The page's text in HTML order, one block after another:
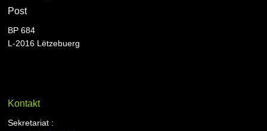
Post
BP 684
L-2016 Lëtzebuerg
Kontakt
Sekretariat :